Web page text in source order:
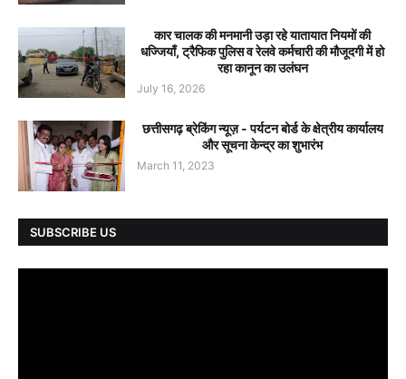
कार चालक की मनमानी उड़ा रहे यातायात नियमों की
धज्जियाँ, ट्रैफिक पुलिस व रेलवे कर्मचारी की मौजूदगी में हो
रहा कानून का उलंघन
July 16, 2026
छत्तीसगढ़ ब्रेकिंग न्यूज़ - पर्यटन बोर्ड के क्षेत्रीय कार्यालय
और सूचना केन्द्र का शुभारंभ
March 11, 2023
SUBSCRIBE US